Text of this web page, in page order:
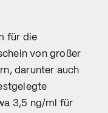
für die
von großer
darunter auch
3,5 ng/ml für